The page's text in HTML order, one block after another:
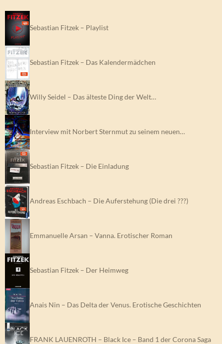
Sebastian Fitzek – Playlist
Sebastian Fitzek – Das Kalendermädchen
Willy Seidel – Das älteste Ding der Welt…
Interview mit Norbert Sternmut zu seinem neuen…
Sebastian Fitzek – Die Einladung
Andreas Eschbach – Die Auferstehung (Die drei ???)
Emmanuelle Arsan – Vanna. Erotischer Roman
Sebastian Fitzek – Der Heimweg
Anais Nin – Das Delta der Venus. Erotische Geschichten
FRANK LAUENROTH – Black Ice – Band 1 der Corona Saga